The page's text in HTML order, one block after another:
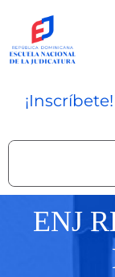
contenido
¡Inscríbete!
Search
ENJ